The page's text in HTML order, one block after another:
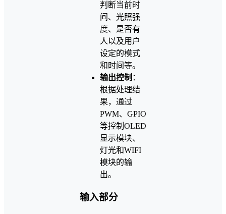
判断当前时
间、光照强
度、是否有
人以及用户
设定的模式
和时间等。
输出控制 ：
根据处理结
果，通过
PWM、GPIO
等控制OLED
显示模块、
灯光和WIFI
模块的输
出。
输入部分